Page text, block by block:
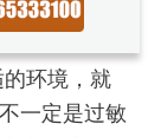
环境，就
一定是过敏